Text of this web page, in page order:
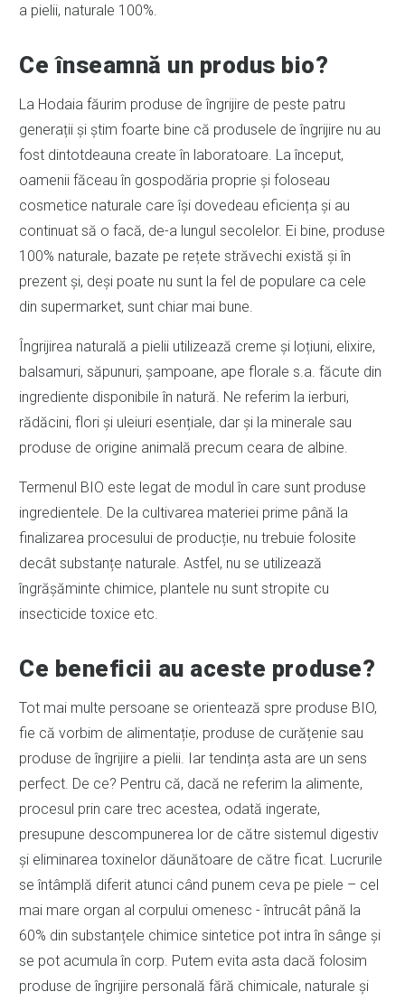
a pielii, naturale 100%.
Ce înseamnă un produs bio?
La Hodaia făurim produse de îngrijire de peste patru
generații și știm foarte bine că produsele de îngrijire nu au
fost dintotdeauna create în laboratoare. La început,
oamenii făceau în gospodăria proprie și foloseau
cosmetice naturale care își dovedeau eficiența și au
continuat să o facă, de-a lungul secolelor. Ei bine, produse
100% naturale, bazate pe rețete străvechi există și în
prezent și, deși poate nu sunt la fel de populare ca cele
din supermarket, sunt chiar mai bune.
Îngrijirea naturală a pielii utilizează creme și loțiuni, elixire,
balsamuri, săpunuri, șampoane, ape florale s.a. făcute din
ingrediente disponibile în natură. Ne referim la ierburi,
rădăcini, flori și uleiuri esențiale, dar și la minerale sau
produse de origine animală precum ceara de albine.
Termenul BIO este legat de modul în care sunt produse
ingredientele. De la cultivarea materiei prime până la
finalizarea procesului de producție, nu trebuie folosite
decât substanțe naturale. Astfel, nu se utilizează
îngrășăminte chimice, plantele nu sunt stropite cu
insecticide toxice etc.
Ce beneficii au aceste produse?
Tot mai multe persoane se orientează spre produse BIO,
fie că vorbim de alimentație, produse de curățenie sau
produse de îngrijire a pielii. Iar tendința asta are un sens
perfect. De ce? Pentru că, dacă ne referim la alimente,
procesul prin care trec acestea, odată ingerate,
presupune descompunerea lor de către sistemul digestiv
și eliminarea toxinelor dăunătoare de către ficat. Lucrurile
se întâmplă diferit atunci când punem ceva pe piele – cel
mai mare organ al corpului omenesc - întrucât până la
60% din substanțele chimice sintetice pot intra în sânge și
se pot acumula în corp. Putem evita asta dacă folosim
produse de îngrijire personală fără chimicale, naturale și